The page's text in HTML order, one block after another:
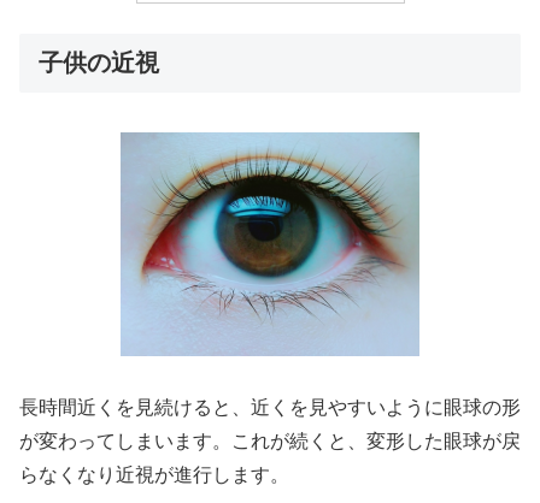
子供の近視
長時間近くを見続けると、近くを見やすいように眼球の形
が変わってしまいます。これが続くと、変形した眼球が戻
らなくなり近視が進行します。